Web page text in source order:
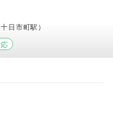
日市町駅）